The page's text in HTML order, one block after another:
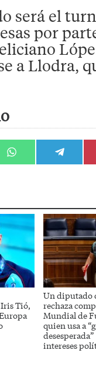
será el
por
a Llodra,
Compartir
en
Compartir
en
Tió,
Un diputado
rechaza
Mundial de
quien usa a
intereses